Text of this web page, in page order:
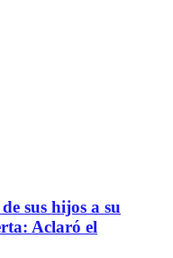
sus hijos a su
Aclaró el